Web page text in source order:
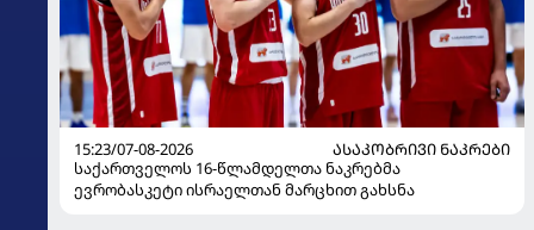
15:23/07-08-2026
ᲐᲡᲐᲙᲝᲑᲠᲘᲕᲘ ᲜᲐᲙᲠᲔᲑᲘ
საქართველოს 16-წლამდელთა ნაკრებმა
ევრობასკეტი ისრაელთან მარცხით გახსნა